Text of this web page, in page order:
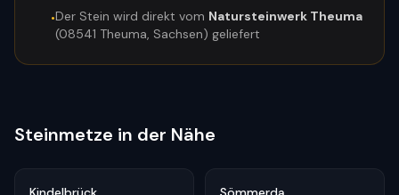
•Der Stein wird direkt vom Natursteinwerk Theuma
(08541 Theuma, Sachsen) geliefert
Steinmetze in der Nähe